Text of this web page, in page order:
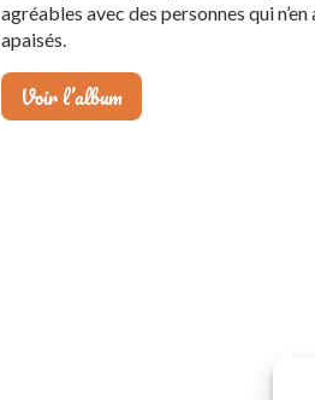
agréables avec des personnes qui
apaisés.
Voir l’album